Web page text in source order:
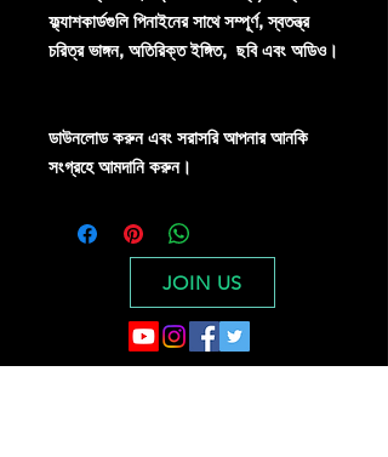
ফ্ল্যাশকার্ডগুলি পিনাইনের সাথে সম্পূর্ণ, স্বতন্ত্র
চরিত্র ভাঙ্গন, অতিরিক্ত ইঙ্গিত, ছবি এবং অডিও।
ডাউনলোড করুন এবং সরাসরি আপনার আনকি
সংগ্রহে আমদানি করুন।
JOIN US